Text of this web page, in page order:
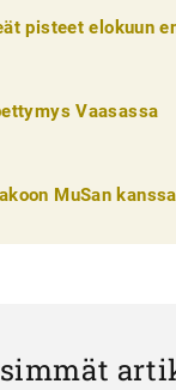
pisteet elokuun
Vaasassa
MuSan kanssa